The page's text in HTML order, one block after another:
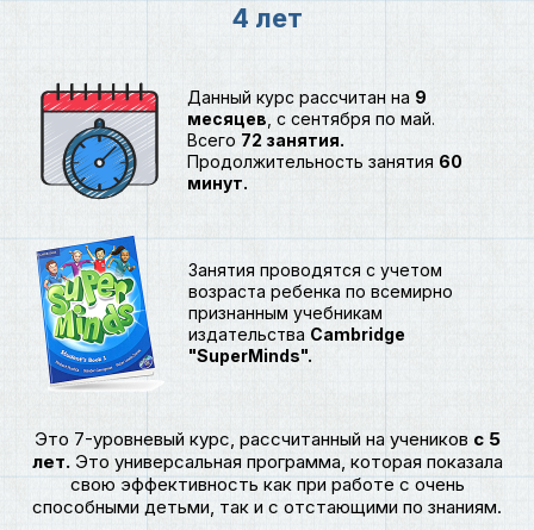
4 лет
Данный курс рассчитан на 9
месяцев , с сентября по май.
Всего 72 занятия.
Продолжительность занятия 60
минут.
Занятия проводятся с учетом
возраста ребенка по всемирно
признанным учебникам
издательства Cambridge
"SuperMinds".
Это 7-уровневый курс, рассчитанный на учеников с 5
лет. Это универсальная программа, которая показала
свою эффективность как при работе с очень
способными детьми, так и с отстающими по знаниям.